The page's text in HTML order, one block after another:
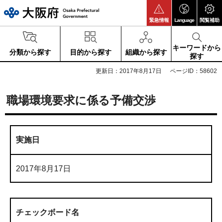
緊急情報 Language 閲覧補助
分類から探す 目的から探す 組織から探す
キーワードから
探す
更新日：2017年8月17日 ページID：58602
職場環境要求に係る予備交渉
実施日
2017年8月17日
チェックボード名